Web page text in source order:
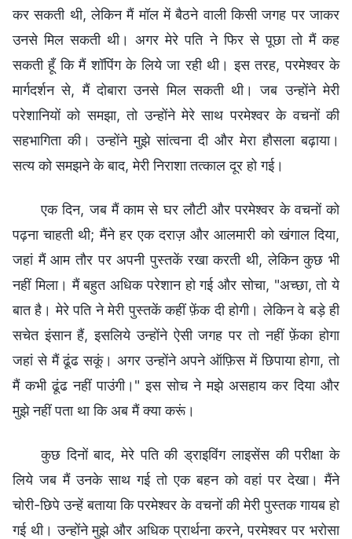
कर सकती थी, लेकिन मैं मॉल में बैठने वाली किसी जगह पर जाकर
उनसे मिल सकती थी। अगर मेरे पति ने फिर से पूछा तो मैं कह
सकती हूँ कि मैं शॉपिंग के लिये जा रही थी। इस तरह, परमेश्वर के
मार्गदर्शन से, मैं दोबारा उनसे मिल सकती थी। जब उन्होंने मेरी
परेशानियों को समझा, तो उन्होंने मेरे साथ परमेश्वर के वचनों की
सहभागिता की। उन्होंने मुझे सांत्वना दी और मेरा हौसला बढ़ाया।
सत्य को समझने के बाद, मेरी निराशा तत्काल दूर हो गई।
एक दिन, जब मैं काम से घर लौटी और परमेश्वर के वचनों को
पढ़ना चाहती थी; मैंने हर एक दराज़ और आलमारी को खंगाल दिया,
जहां मैं आम तौर पर अपनी पुस्तकें रखा करती थी, लेकिन कुछ भी
नहीं मिला। मैं बहुत अधिक परेशान हो गई और सोचा, "अच्छा, तो ये
बात है। मेरे पति ने मेरी पुस्तकें कहीं फ़ेंक दी होगी। लेकिन वे बड़े ही
सचेत इंसान हैं, इसलिये उन्होंने ऐसी जगह पर तो नहीं फ़ेंका होगा
जहां से मैं ढूंढ सकूं। अगर उन्होंने अपने ऑफ़िस में छिपाया होगा, तो
मैं कभी ढूंढ नहीं पाउंगी।" इस सोच ने मझे असहाय कर दिया और
मुझे नहीं पता था कि अब मैं क्या करूं।
कुछ दिनों बाद, मेरे पति की ड्राइविंग लाइसेंस की परीक्षा के
लिये जब मैं उनके साथ गई तो एक बहन को वहां पर देखा। मैंने
चोरी-छिपे उन्हें बताया कि परमेश्वर के वचनों की मेरी पुस्तक गायब हो
गई थी। उन्होंने मुझे और अधिक प्रार्थना करने, परमेश्वर पर भरोसा